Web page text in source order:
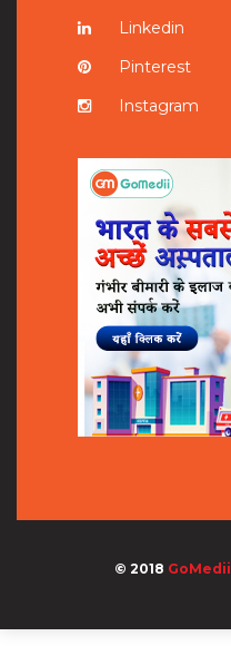
Linkedin
Pinterest
Instagram
© 2018 GoMedii